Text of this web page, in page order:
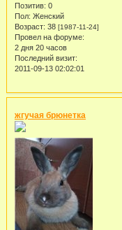
Позитив: 0
Пол: Женский
Возраст: 38 [1987-11-24]
Провел на форуме:
2 дня 20 часов
Последний визит:
2011-09-13 02:02:01
жгучая брюнетка